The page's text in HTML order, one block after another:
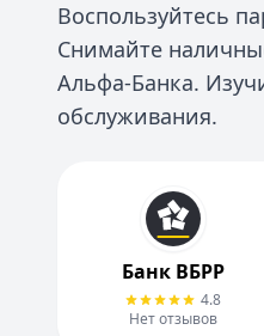
Воспользуйтесь
Снимайте
Альфа-Банка.
обслуживания.
Личный кабинет
Полезная информация
Банк ВБРР
4.8
Нет отзывов